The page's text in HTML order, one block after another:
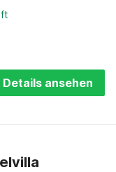
Details ansehen